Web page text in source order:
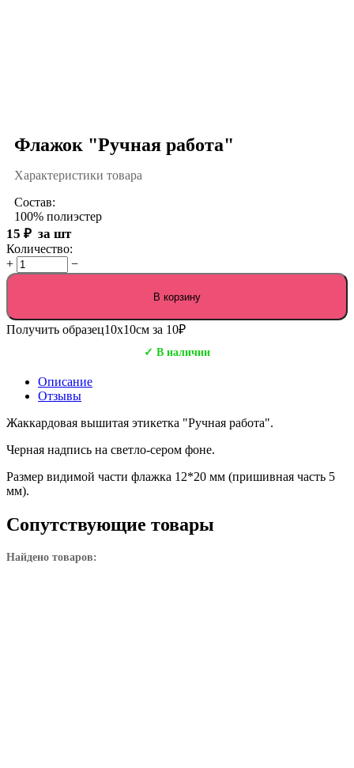
Флажок "Ручная работа"
Характеристики товара
Состав:
100% полиэстер
15 ₽ за шт
Количество:
+
−
В корзину
Получить образец10х10см за 10₽
✓ В наличии
Описание
Отзывы
Жаккардовая вышитая этикетка "Ручная работа".
Черная надпись на светло-сером фоне.
Размер видимой части флажка 12*20 мм (пришивная часть 5
мм).
Сопутствующие товары
Найдено товаров: